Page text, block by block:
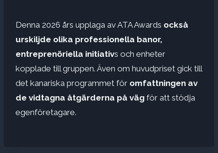
Denna 2026 års upplaga av ATA Awards också
urskiljde olika professionella banor,
entreprenöriella initiativs och enheter
kopplade till gruppen. Även om huvudpriset gick till
det kanariska programmet för omfattningen av
de vidtagna åtgärderna på väg för att stödja
egenföretagare.